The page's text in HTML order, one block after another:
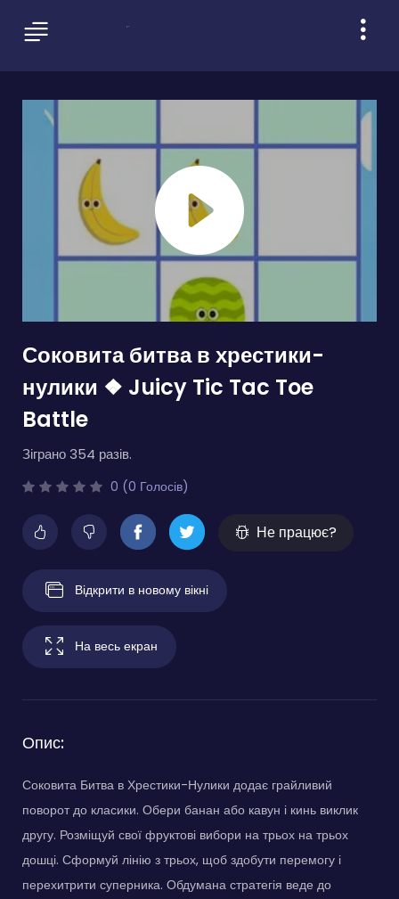
Соковита битва в хрестики-
нулики ❖ Juicy Tic Tac Toe
Battle
Зіграно 354 разів.
0 (0 Голосів)
Не працює?
Відкрити в новому вікні
На весь екран
Опис:
Соковита Битва в Хрестики-Нулики додає грайливий
поворот до класики. Обери банан або кавун і кинь виклик
другу. Розміщуй свої фруктові вибори на трьох на трьох
дошці. Сформуй лінію з трьох, щоб здобути перемогу і
перехитрити суперника. Обдумана стратегія веде до